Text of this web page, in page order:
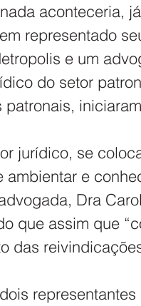
aconteceria,
representado
e um
do setor
jurídico, se
ambientar e
Dra
que assim que
das